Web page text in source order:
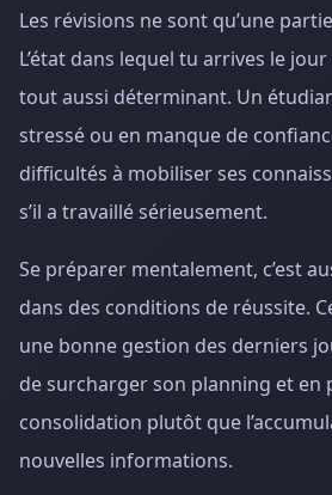
Les révisions ne sont qu’une
L’état dans lequel tu arrives le jour
tout aussi déterminant. Un
stressé ou en manque de
difficultés à mobiliser ses
s’il a travaillé sérieusement.
Se préparer mentalement, c’est
dans des conditions de réussite.
une bonne gestion des derniers
de surcharger son planning et en
consolidation plutôt que
nouvelles informations.